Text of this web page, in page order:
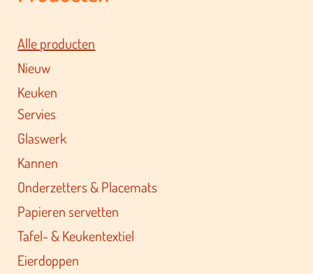
Alle producten
Nieuw
Keuken
Servies
Glaswerk
Kannen
Onderzetters & Placemats
Papieren servetten
Tafel- & Keukentextiel
Eierdoppen